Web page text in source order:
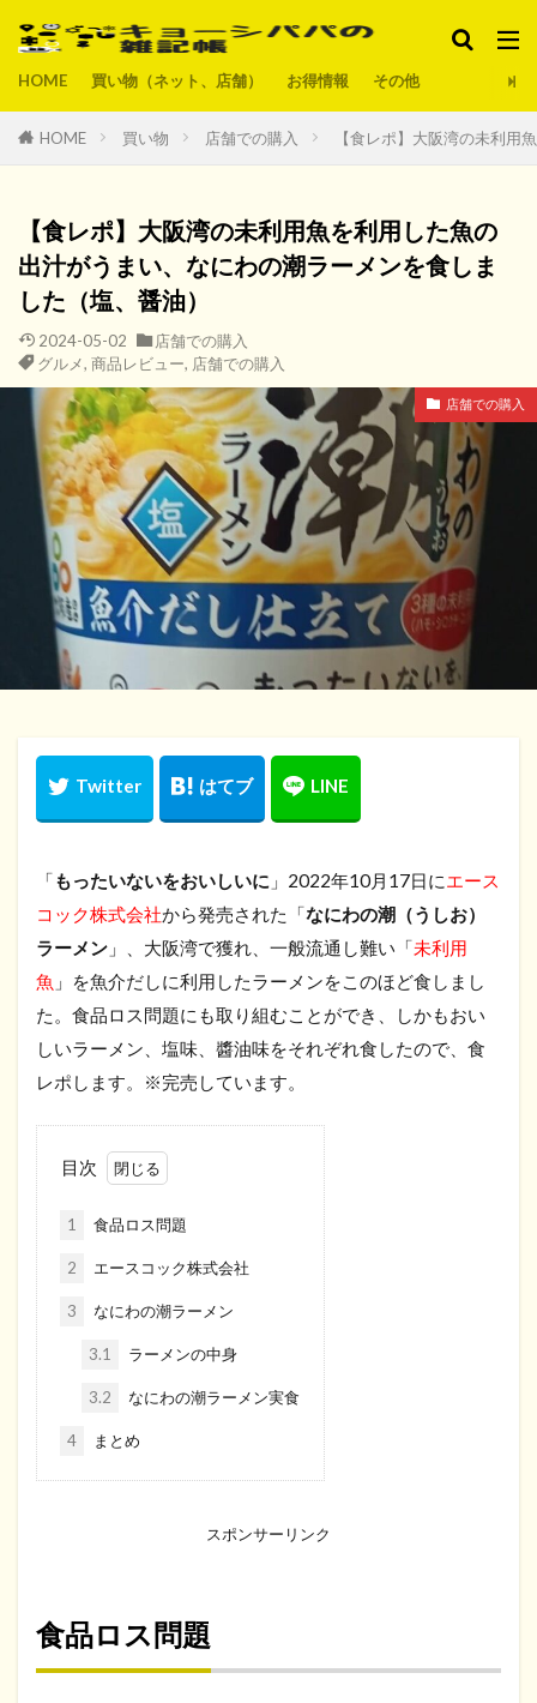
HOME 買い物（ネット、店舗） お得情報 その他
HOME 買い物 店舗での購入 【食レポ】大阪湾の未利用
【食レポ】大阪湾の未利用魚を利用した魚の
出汁がうまい、なにわの潮ラーメンを食しま
した（塩、醤油）
2024-05-02
店舗での購入
グルメ, 商品レビュー, 店舗での購入
店舗での購入
「もったいないをおいしいに 」2022年10月17日に エース
コック株式会社から発売された「なにわの潮（うしお）
ラーメン 」、大阪湾で獲れ、一般流通し難い「未利用
魚 」を魚介だしに利用したラーメンをこのほど食しまし
た。食品ロス問題にも取り組むことができ、しかもおい
しいラーメン、塩味、醬油味をそれぞれ食したので、食
レポします。※完売しています。
目次
1 食品ロス問題
2 エースコック株式会社
3 なにわの潮ラーメン
3.1 ラーメンの中身
3.2 なにわの潮ラーメン実食
4 まとめ
スポンサーリンク
食品ロス問題